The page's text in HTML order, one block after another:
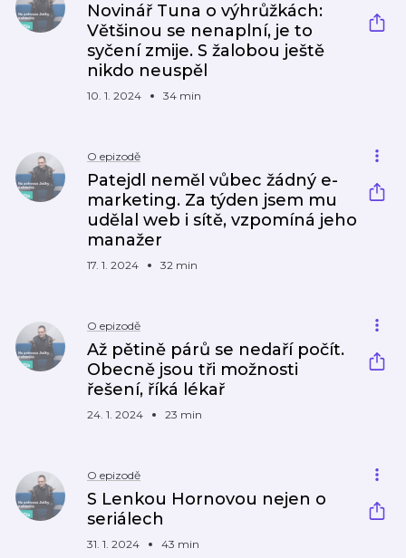
Novinář Tuna o výhrůžkách:
Většinou se nenaplní, je to
syčení zmije. S žalobou ještě
nikdo neuspěl
10. 1. 2024 34 min
O epizodě
Patejdl neměl vůbec žádný e-
marketing. Za týden jsem mu
udělal web i sítě, vzpomíná jeho
manažer
17. 1. 2024 32 min
O epizodě
Až pětině párů se nedaří počít.
Obecně jsou tři možnosti
řešení, říká lékař
24. 1. 2024 23 min
O epizodě
S Lenkou Hornovou nejen o
seriálech
31. 1. 2024 43 min